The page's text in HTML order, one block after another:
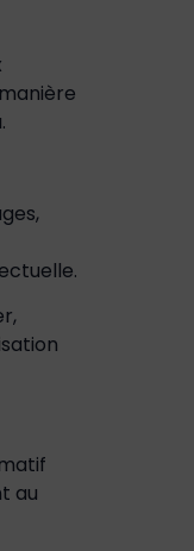
au